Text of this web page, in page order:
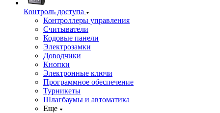
Контроль доступа
Контроллеры управления
Считыватели
Кодовые панели
Электрозамки
Доводчики
Кнопки
Электронные ключи
Программное обеспечение
Турникеты
Шлагбаумы и автоматика
Еще